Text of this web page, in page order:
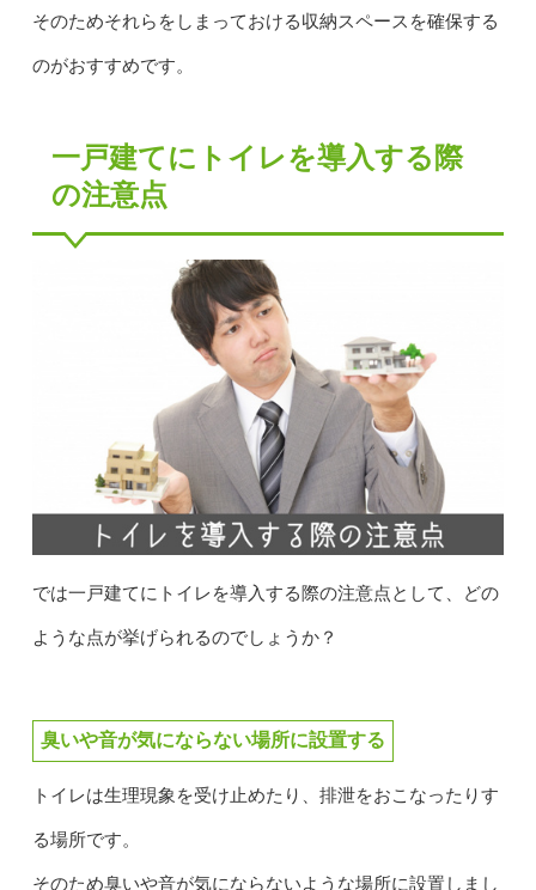
そのためそれらをしまっておける収納スペースを確保する
のがおすすめです。
一戸建てにトイレを導入する際
の注意点
では一戸建てにトイレを導入する際の注意点として、どの
ような点が挙げられるのでしょうか？
臭いや音が気にならない場所に設置する
トイレは生理現象を受け止めたり、排泄をおこなったりす
る場所です。
そのため臭いや音が気にならないような場所に設置しまし